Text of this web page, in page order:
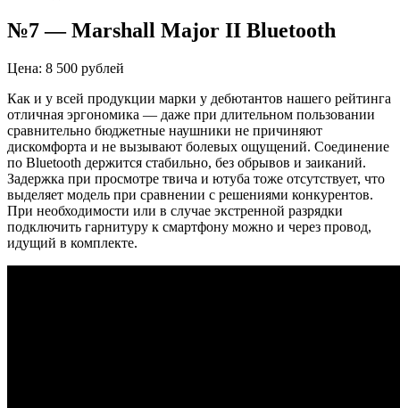
№7 —Marshall Major II Bluetooth
Цена: 8 500 рублей
Как и у всей продукции марки у дебютантов нашего рейтинга
отличная эргономика — даже при длительном пользовании
сравнительно бюджетные наушники не причиняют
дискомфорта и не вызывают болевых ощущений. Соединение
по Bluetooth держится стабильно, без обрывов и заиканий.
Задержка при просмотре твича и ютуба тоже отсутствует, что
выделяет модель при сравнении с решениями конкурентов.
При необходимости или в случае экстренной разрядки
подключить гарнитуру к смартфону можно и через провод,
идущий в комплекте.